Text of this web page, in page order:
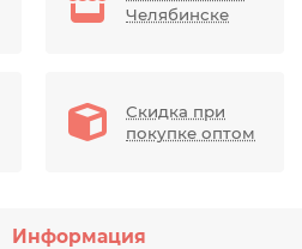
Челябинске
Скидка при
покупке оптом
Информация